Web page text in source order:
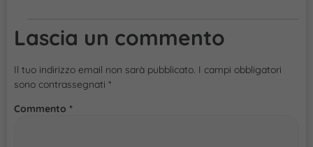
Lascia un commento
Il tuo indirizzo email non sarà pubblicato. I campi obbligatori
sono contrassegnati *
Commento *